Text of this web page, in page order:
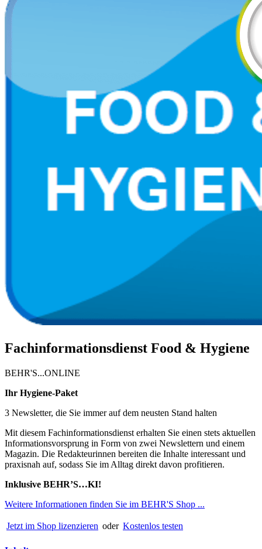
Fachinformationsdienst Food & Hygiene
BEHR'S...ONLINE
Ihr Hygiene-Paket
3 Newsletter, die Sie immer auf dem neusten Stand halten
Mit diesem Fachinformationsdienst erhalten Sie einen stets aktuellen
Informationsvorsprung in Form von zwei Newslettern und einem
Magazin. Die Redakteurinnen bereiten die Inhalte interessant und
praxisnah auf, sodass Sie im Alltag direkt davon profitieren.
Inklusive BEHR’S…KI!
Weitere Informationen finden Sie im BEHR'S Shop ...
Jetzt im Shop lizenzieren oder Kostenlos testen